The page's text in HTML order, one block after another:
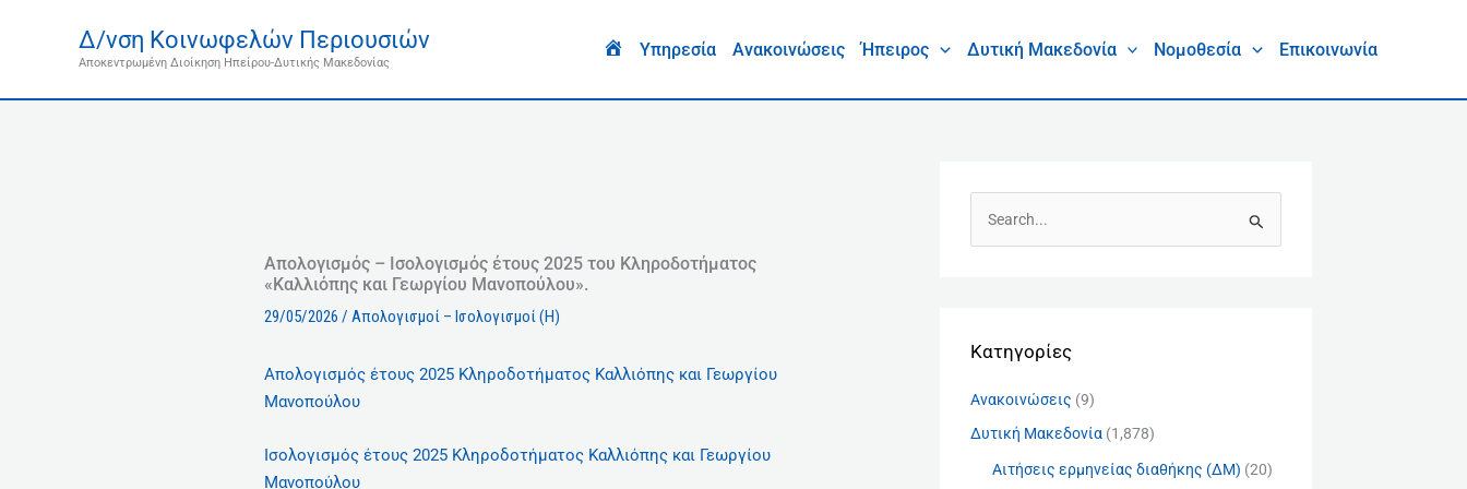
περιεχόμενο
Δ/νση Κοινωφελών Περιουσιών
Αποκεντρωμένη Διοίκηση Ηπείρου-Δυτικής Μακεδονίας
m
Υπηρεσία Ανακοινώσεις Ήπειρος Δυτική Μακεδονία Νομοθεσία Επικοινωνία
Απολογισμός – Ισολογισμός έτους 2025 του Κληροδοτήματος
«Καλλιόπης και Γεωργίου Μανοπούλου».
29/05/2026/Απολογισμοί – Ισολογισμοί (Η)
Απολογισμός έτους 2025 Κληροδοτήματος Καλλιόπης και Γεωργίου
Μανοπούλου
Ισολογισμός έτους 2025 Κληροδοτήματος Καλλιόπης και Γεωργίου
Μανοπούλου
ή
η
σ
Kατηγορίες
Ανακοινώσεις (9)
Δυτική Μακεδονία (1,878)
Αιτήσεις ερμηνείας διαθήκης (ΔΜ) (20)
σ
ο
κ